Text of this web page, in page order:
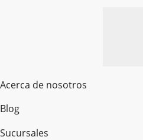
Acerca de nosotros
Blog
Sucursales